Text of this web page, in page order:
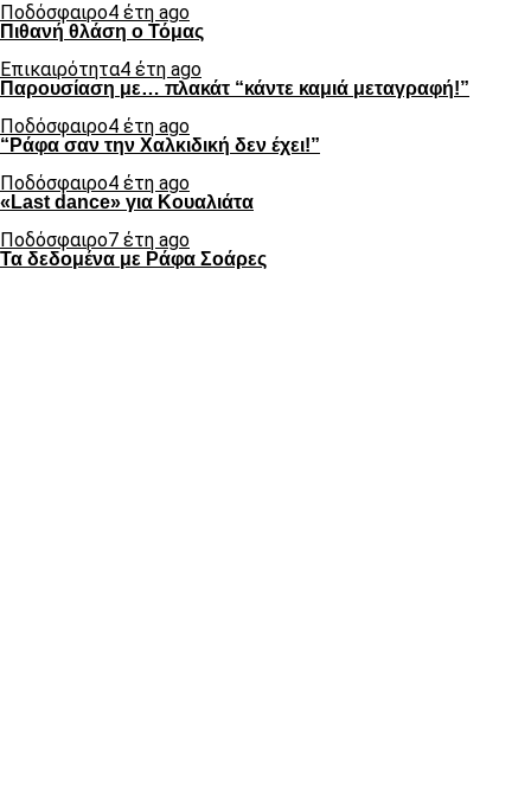
Ποδόσφαιρο4 έτη ago
Πιθανή θλάση ο Τόμας
Επικαιρότητα4 έτη ago
Παρουσίαση με… πλακάτ “κάντε καμιά μεταγραφή!”
Ποδόσφαιρο4 έτη ago
“Ράφα σαν την Χαλκιδική δεν έχει!”
Ποδόσφαιρο4 έτη ago
«Last dance» για Κουαλιάτα
Ποδόσφαιρο7 έτη ago
Τα δεδομένα με Ράφα Σοάρες